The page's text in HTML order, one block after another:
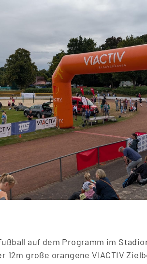
ßball auf dem Programm im
12m große orangene VIACTIV